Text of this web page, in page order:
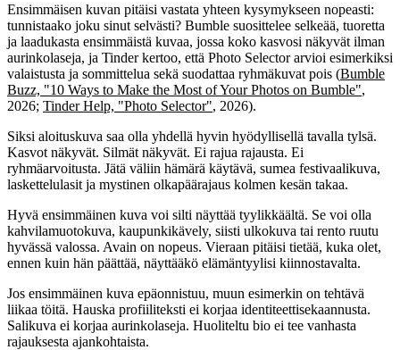
Ensimmäisen kuvan pitäisi vastata yhteen kysymykseen nopeasti:
tunnistaako joku sinut selvästi? Bumble suosittelee selkeää, tuoretta
ja laadukasta ensimmäistä kuvaa, jossa koko kasvosi näkyvät ilman
aurinkolaseja, ja Tinder kertoo, että Photo Selector arvioi esimerkiksi
valaistusta ja sommittelua sekä suodattaa ryhmäkuvat pois (Bumble
Buzz, "10 Ways to Make the Most of Your Photos on Bumble",
2026; Tinder Help, "Photo Selector", 2026).
Siksi aloituskuva saa olla yhdellä hyvin hyödyllisellä tavalla tylsä.
Kasvot näkyvät. Silmät näkyvät. Ei rajua rajausta. Ei
ryhmäarvoitusta. Jätä väliin hämärä käytävä, sumea festivaalikuva,
laskettelulasit ja mystinen olkapäärajaus kolmen kesän takaa.
Hyvä ensimmäinen kuva voi silti näyttää tyylikkäältä. Se voi olla
kahvilamuotokuva, kaupunkikävely, siisti ulkokuva tai rento ruutu
hyvässä valossa. Avain on nopeus. Vieraan pitäisi tietää, kuka olet,
ennen kuin hän päättää, näyttääkö elämäntyylisi kiinnostavalta.
Jos ensimmäinen kuva epäonnistuu, muun esimerkin on tehtävä
liikaa töitä. Hauska profiiliteksti ei korjaa identiteettisekaannusta.
Salikuva ei korjaa aurinkolaseja. Huoliteltu bio ei tee vanhasta
rajauksesta ajankohtaista.